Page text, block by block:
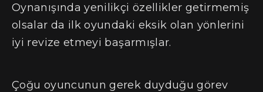
Oynanışında yenilikçi özellikler getirmemiş
olsalar da ilk oyundaki eksik olan yönlerini
iyi revize etmeyi başarmışlar.
Çoğu oyuncunun gerek duyduğu görev